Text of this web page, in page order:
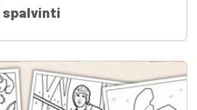
spalvinti